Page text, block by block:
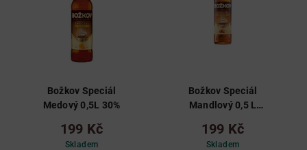
Božkov Speciál
Medový 0,5L 30%
199 Kč
Skladem
Božkov Speciál
Mandlový 0,5 L
199 Kč
Skladem